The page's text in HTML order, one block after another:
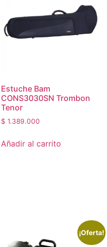
Estuche Bam
CONS3030SN Trombon
Tenor
$ 1.389.000
Añadir al carrito
¡Oferta!